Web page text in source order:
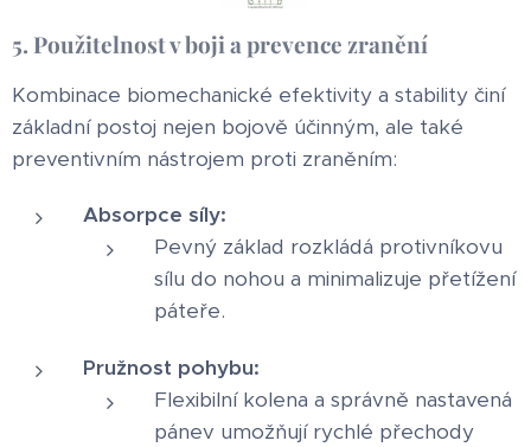
5. Použitelnost v boji a prevence zranění
Kombinace biomechanické efektivity a stability činí
základní postoj nejen bojově účinným, ale také
preventivním nástrojem proti zraněním:
Absorpce síly:
Pevný základ rozkládá protivníkovu
sílu do nohou a minimalizuje přetížení
páteře.
Pružnost pohybu:
Flexibilní kolena a správně nastavená
pánev umožňují rychlé přechody